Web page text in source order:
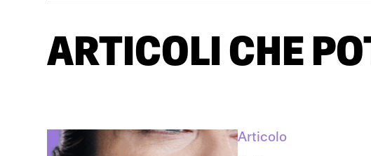
ARTICOLI CHE
Articolo